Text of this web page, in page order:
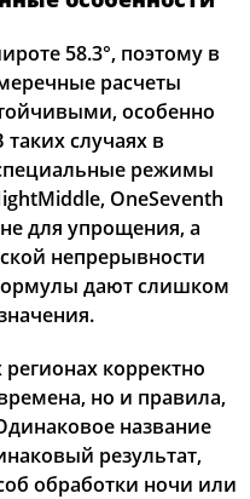
58.3°, поэтому в
расчеты
особенно
случаях в
режимы
OneSeventh
для упрощения, а
непрерывности
дают слишком
корректно
но и правила,
название
результат,
обработки ночи или